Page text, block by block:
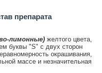
препарата
лимонные) желтого цвета,
буквы "S" с двух сторон
окрашивания,
массе и незначительная